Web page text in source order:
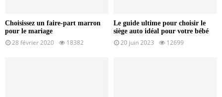
Choisissez un faire-part marron
pour le mariage
28 février 2020 18382
Le guide ultime pour choisir le
siège auto idéal pour votre bébé
20 juin 2023 12699